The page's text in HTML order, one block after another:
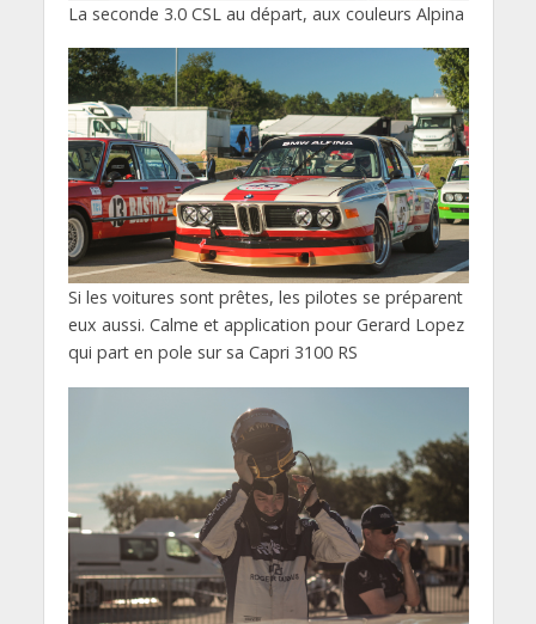
La seconde 3.0 CSL au départ, aux couleurs Alpina
Si les voitures sont prêtes, les pilotes se préparent
eux aussi. Calme et application pour Gerard Lopez
qui part en pole sur sa Capri 3100 RS